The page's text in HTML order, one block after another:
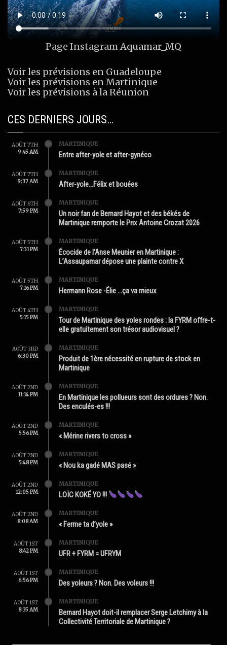
Page Instagram Aquamar_MQ
Voir les prévisions en Guadeloupe
Voir les prévisions en Martinique
Voir les prévisions à la Réunion
CES DERNIERS JOURS…
AOÛT 7TH
9:45 AM
MARTINIQUE
Entre after-yole et after-gynéco
AOÛT 7TH
9:37 AM
MARTINIQUE
After-yole…Félix et bouées
AOÛT 6TH
7:59 PM
MARTINIQUE
Un noir fan de Bernard Hayot et des békés de
Martinique remporte le Prix Antoine Crozat 2026
AOÛT 5TH
7:31 PM
MARTINIQUE
Écocide de l’Anse Meunier en Martinique :
L’Assaupamar dépose une plainte contre X
AOÛT 5TH
7:16 PM
MARTINIQUE
Hermann Rose -Élie …ça va mieux
AOÛT 4TH
5:15 PM
MARTINIQUE
Tour de Martinique des yoles rondes : la FYRM offre-t-
elle gratuitement son trésor audiovisuel ?
AOÛT 3RD
6:30 PM
MARTINIQUE
Produit de 1ère nécessité en rupture de stock en
Martinique
AOÛT 2ND
11:14 PM
MARTINIQUE
En Martinique les pollueurs sont des ordures ? Non.
Des enculés-es !!!
AOÛT 2ND
5:56 PM
MARTINIQUE
« Mérine rivers to cross »
AOÛT 2ND
5:48 PM
MARTINIQUE
« Nou ka gadé MAS pasé »
AOÛT 2ND
12:05 PM
MARTINIQUE
LOÏC KOKÉ YO !!!
AOÛT 2ND
8:08 AM
MARTINIQUE
« Ferme ta d’yole »
AOÛT 1ST
8:42 PM
MARTINIQUE
UFR + FYRM = UFRYM
AOÛT 1ST
6:56 PM
MARTINIQUE
Des yoleurs ? Non. Des voleurs !!!
AOÛT 1ST
8:35 AM
MARTINIQUE
Bernard Hayot doit-il remplacer Serge Letchimy à la
Collectivité Territoriale de Martinique ?